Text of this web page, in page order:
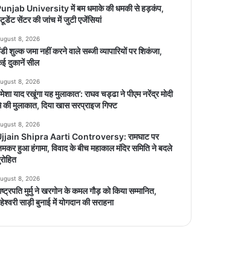
University में बम धमाके की धमकी से हड़कंप,
सेंटर की जांच में जुटी एजेंसियां
8, 2026
शुल्क जमा नहीं करने वाले सब्जी व्यापारियों पर शिकंजा,
दुकानें सील
8, 2026
याद रखूंगा यह मुलाकात’: राघव चड्ढा ने पीएम नरेंद्र मोदी
की मुलाकात, दिया खास सरप्राइज गिफ्ट
8, 2026
Shipra Aarti Controversy: रामघाट पर
हुआ हंगामा, विवाद के बीच महाकाल मंदिर समिति ने बदले
8, 2026
मुर्मु ने खरगोन के कमल गौड़ को किया सम्मानित,
साड़ी बुनाई में योगदान की सराहना